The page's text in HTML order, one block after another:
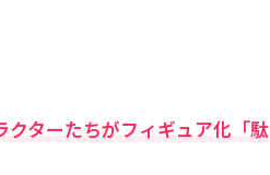
ターたちがフィギュア化「駄